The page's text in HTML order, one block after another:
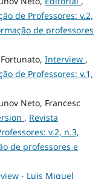
de Professores: v.2,
de professores
Interview ,
de Professores: v.1,
Neto, Francesc
, Revista
v.2, n.3,
de professores e
- Luis Miguel